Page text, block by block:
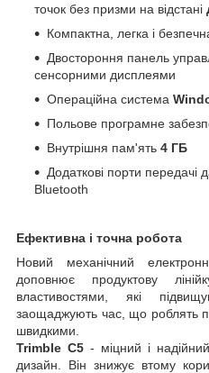
точок без призми на відстані
Компактна, легка і
Двостороння панель
сенсорними дисплеями
Операційна система
Польове програмне
Внутрішня пам'ять 4 ГБ
Додаткові порти передачі
Bluetooth
Ефективна і точна робота
Новий механічний
доповнює продуктову
властивостями, які
заощаджують час, що роблять
швидкими.
Trimble C5 - міцний і
дизайн. Він знижує втому